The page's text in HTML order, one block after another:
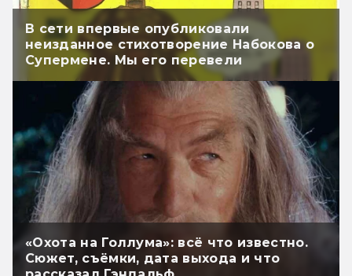
В сети впервые опубликовали
неизданное стихотворение Набокова о
Супермене. Мы его перевели
«Охота на Голлума»: всё что известно.
Сюжет, съёмки, дата выхода и что